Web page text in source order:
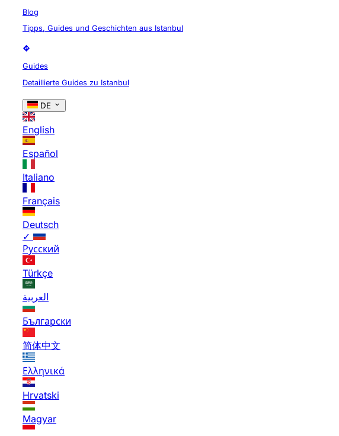
Blog
Tipps, Guides und Geschichten aus Istanbul
Guides
Detaillierte Guides zu Istanbul
DE
English
Español
Italiano
Français
Deutsch
✓
Русский
Türkçe
العربية
Български
简体中文
Ελληνικά
Hrvatski
Magyar